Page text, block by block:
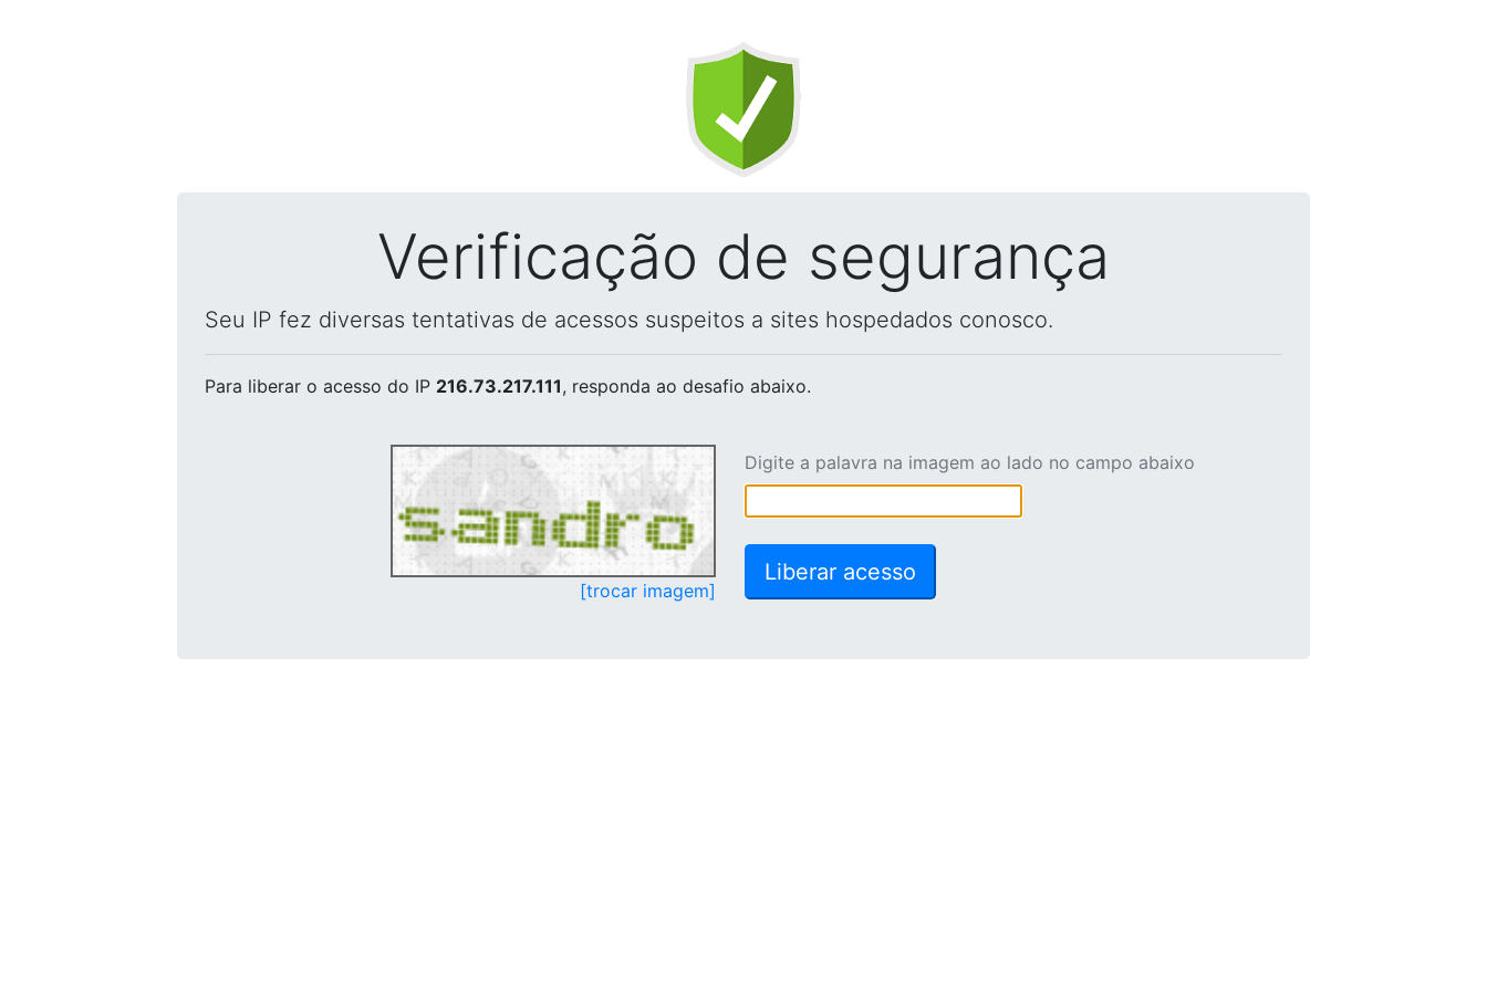
Verificação de segurança
Seu IP fez diversas tentativas de acessos suspeitos a sites hospedados conosco.
Para liberar o acesso do IP 216.73.217.111, responda ao desafio abaixo.
[trocar imagem]
Digite a palavra na imagem ao lado no campo abaixo